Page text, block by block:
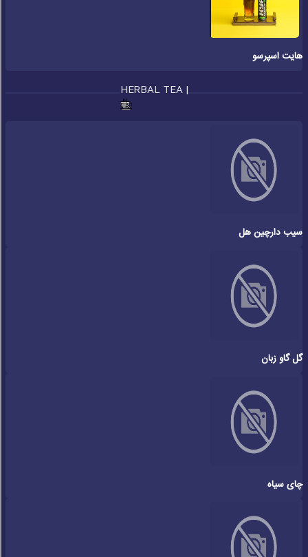
هایت اسپرسو
HERBAL TEA |
سیب دارچین هل
گل گاو زبان
چای سیاه